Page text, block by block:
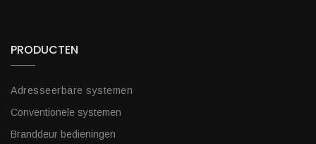
PRODUCTEN
Adresseerbare systemen
Conventionele systemen
Branddeur bedieningen